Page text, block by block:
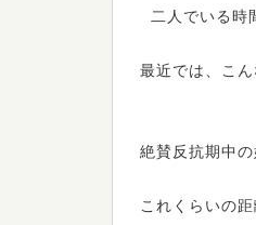
二人でいる時
最近では、こ
絶賛反抗期中
これくらいの